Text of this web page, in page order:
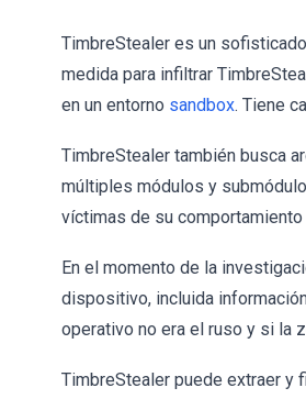
TimbreStealer es un
medida para infiltrar
en un entorno sandbox. Tiene
TimbreStealer también busca
múltiples módulos y
víctimas de su
En el momento de la
dispositivo, incluida
operativo no era el ruso y si la
TimbreStealer puede extraer y